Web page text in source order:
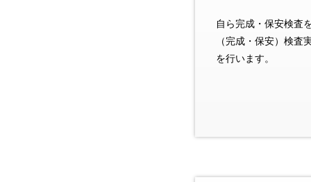
自ら完成・保安検査
（完成・保安）検査
を行います。